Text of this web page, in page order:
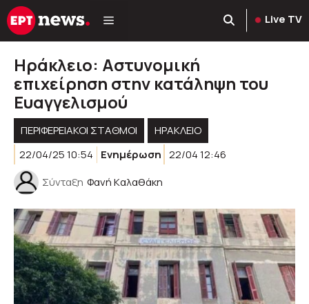
Μετάβαση
σε
Live TV
Ηράκλειο: Αστυνομική
επιχείρηση στην κατάληψη του
Ευαγγελισμού
ΠΕΡΙΦΕΡΕΙΑΚΟΊ ΣΤΑΘΜΟΊ
ΗΡΑΚΛΕΙΟ
22/04/25 10:54
Ενημέρωση 22/04 12:46
Σύνταξη Φανή Kαλαθάκη